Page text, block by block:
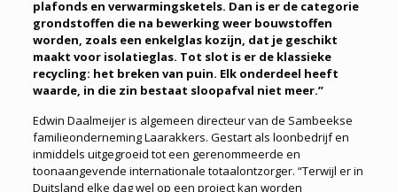
plafonds en verwarmingsketels. Dan is er de categorie
grondstoffen die na bewerking weer bouwstoffen
worden, zoals een enkelglas kozijn, dat je geschikt
maakt voor isolatieglas. Tot slot is er de klassieke
recycling: het breken van puin. Elk onderdeel heeft
waarde, in die zin bestaat sloopafval niet meer.”
Edwin Daalmeijer is algemeen directeur van de Sambeekse
familieonderneming Laarakkers. Gestart als loonbedrijf en
inmiddels uitgegroeid tot een gerenommeerde en
toonaangevende internationale totaalontzorger. “Terwijl er in
Duitsland elke dag wel op een project kan worden